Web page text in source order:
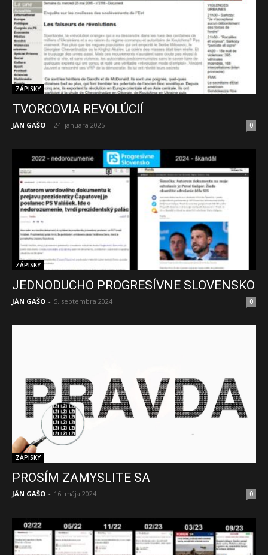
ZÁPISKY
TVORCOVIA REVOLÚCIÍ
JÁN GAŠO - 24. januára 2025 0
ZÁPISKY
JEDNODUCHO PROGRESÍVNE SLOVENSKO
JÁN GAŠO - 5. septembra 2024 0
ZÁPISKY
PROSÍM ZAMYSLITE SA
JÁN GAŠO - 16. mája 2024 0